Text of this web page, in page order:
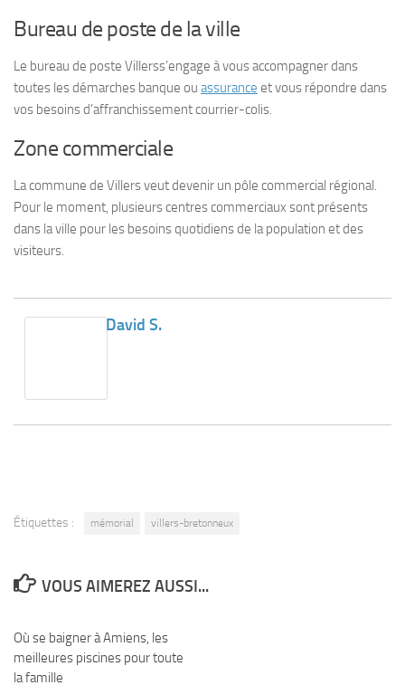
Bureau de poste de la ville
Le bureau de poste Villerss’engage à vous accompagner dans
toutes les démarches banque ou assurance et vous répondre dans
vos besoins d’affranchissement courrier-colis.
Zone commerciale
La commune de Villers veut devenir un pôle commercial régional.
Pour le moment, plusieurs centres commerciaux sont présents
dans la ville pour les besoins quotidiens de la population et des
visiteurs.
David S.
Étiquettes : mémorial villers-bretonneux
VOUS AIMEREZ AUSSI...
Où se baigner à Amiens, les
meilleures piscines pour toute
la famille